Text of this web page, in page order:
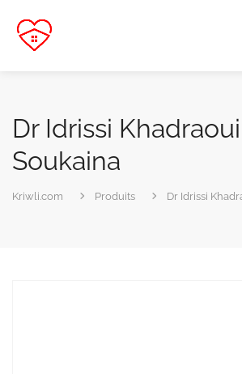
Dr Idrissi Khadraoui
Soukaina
Kriwli.com Produits Dr Idrissi